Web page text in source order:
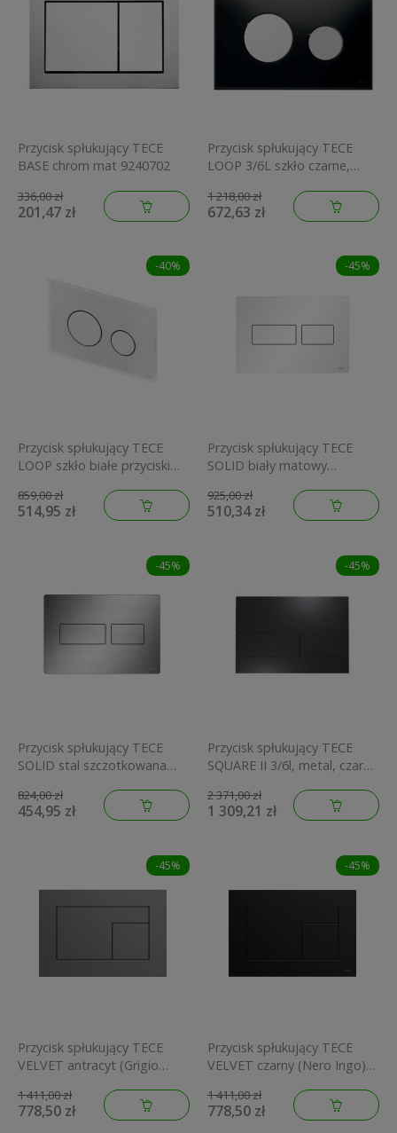
Przycisk spłukujący TECE
BASE chrom mat 9240702
336,00 zł
201,47 zł
Przycisk spłukujący TECE
LOOP 3/6L szkło czarne,
1 218,00 zł
672,63 zł
-40%
Przycisk spłukujący TECE
LOOP szkło białe przyciski
859,00 zł
514,95 zł
-45%
Przycisk spłukujący TECE
SOLID biały matowy
925,00 zł
510,34 zł
-45%
Przycisk spłukujący TECE
SOLID stal szczotkowana
824,00 zł
454,95 zł
-45%
Przycisk spłukujący TECE
SQUARE II 3/6l, metal, czarny
2 371,00 zł
1 309,21 zł
-45%
Przycisk spłukujący TECE
VELVET antracyt (Grigio
1 411,00 zł
778,50 zł
-45%
Przycisk spłukujący TECE
VELVET czarny (Nero Ingo)
1 411,00 zł
778,50 zł